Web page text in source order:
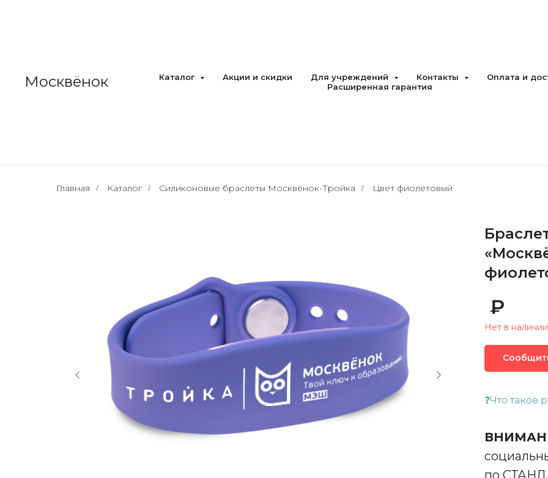
Москвёнок Каталог Акции и скидки Для учреждений Контакты
Оплата и
Расширенная гарантия
Главная / Каталог / Силиконовые браслеты Москвёнок-Тройка / Цвет фиолетовый
₽
Нет в наличии
❓Что
по